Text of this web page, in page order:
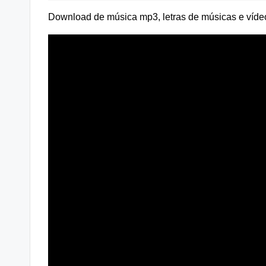
Download de música mp3, letras de músicas e